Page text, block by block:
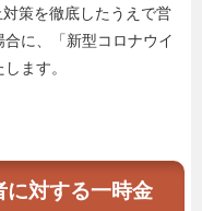
策を徹底したうえで営
に、「新型コロナウイ
ます。
対する一時金